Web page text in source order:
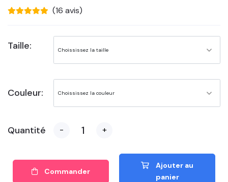
(16 avis)
Taille:
Couleur:
Quantité - +
Commander
Ajouter au
panier